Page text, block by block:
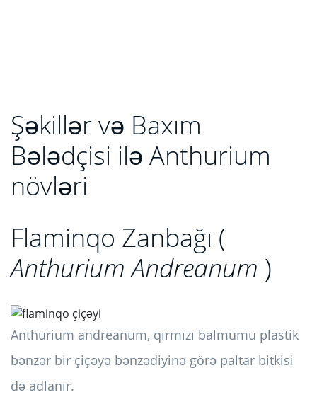
Şəkillər və Baxım
Bələdçisi ilə Anthurium
növləri
Flaminqo Zanbağı (
Anthurium Andreanum )
Anthurium andreanum, qırmızı balmumu plastik
bənzər bir çiçəyə bənzədiyinə görə paltar bitkisi
də adlanır.